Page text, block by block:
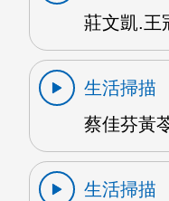
莊文凱.王
生活掃描
蔡佳芬黃
生活掃描